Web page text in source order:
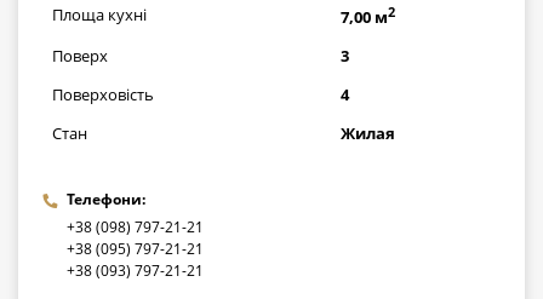
Площа кухні 7,00 м2
Поверх
3
Поверховість
4
Стан
Жилая
Телефони:
+38 (098) 797-21-21
+38 (095) 797-21-21
+38 (093) 797-21-21